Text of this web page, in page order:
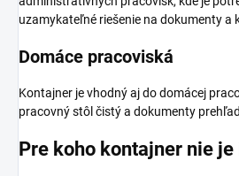
uzamykateľné riešenie na dokumenty a
Domáce pracoviská
Kontajner je vhodný aj do domácej
pracovný stôl čistý a dokumenty
Pre koho kontajner nie